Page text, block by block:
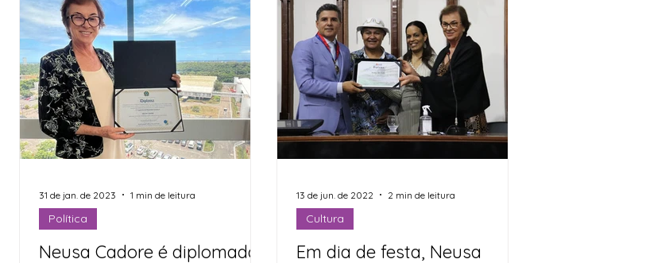
Neusa Cadore é diplomada
Política
31 de jan. de 2023 1 min de leitura
Em dia de festa, Neusa
Cultura
13 de jun. de 2022 2 min de leitura